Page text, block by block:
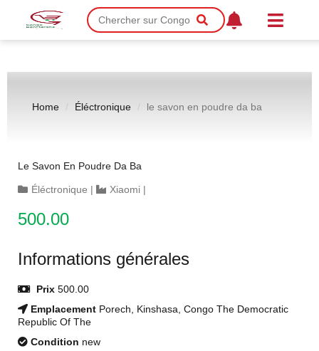
Home Éléctronique le savon en poudre da ba
Le Savon En Poudre Da Ba
Éléctronique | Xiaomi |
500.00
Informations générales
Prix 500.00
Emplacement Porech, Kinshasa, Congo The Democratic
Republic Of The
Condition new